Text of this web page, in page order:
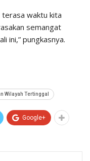
terasa waktu kita
semangat
ini,” pungkasnya.
Wilayah Tertinggal
Google+